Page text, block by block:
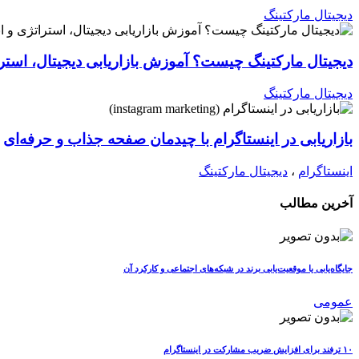
دیجیتال مارکتینگ
دیجیتال مارکتینگ چیست؟ آموزش بازاریابی دیجیتال،
دیجیتال مارکتینگ
بازاریابی در اینستاگرام با چیدمان صفحه جذاب و حرفه‌ای
اینستاگرام ، دیجیتال مارکتینگ
آخرین مطالب
جایگاه‌یابی یا موقعیت‌یابی برند در شبکه‌های اجتماعی و کارکرد آن
عمومی
۱۰ ترفند برای افزایش ضریب مشارکت در اینستاگرام